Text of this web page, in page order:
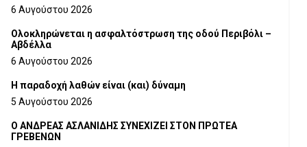
6 Αυγούστου 2026
Ολοκληρώνεται η ασφαλτόστρωση της οδού Περιβόλι –
Αβδέλλα
6 Αυγούστου 2026
H παραδοχή λαθών είναι (και) δύναμη
5 Αυγούστου 2026
Ο ΑΝΔΡΕΑΣ ΑΣΛΑΝΙΔΗΣ ΣΥΝΕΧΙΖΕΙ ΣΤΟΝ ΠΡΩΤΕΑ
ΓΡΕΒΕΝΩΝ